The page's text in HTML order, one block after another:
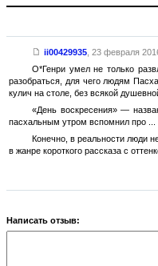
ii00429935, 23 февраля
О*Генри умел не только
разобраться, для чего людям
кулич на столе, без всякой
«День воскресения» —
пасхальным утром вспомнил про ...
Конечно, в реальности люди
в жанре короткого рассказа с
Написать отзыв: